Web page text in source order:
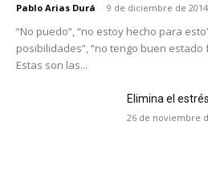
Pablo Arias Durá - 9 de diciembre de 2014
“No puedo”, “no estoy hecho para
posibilidades”, “no tengo buen estado
Estas son las...
Elimina el
26 de noviembre